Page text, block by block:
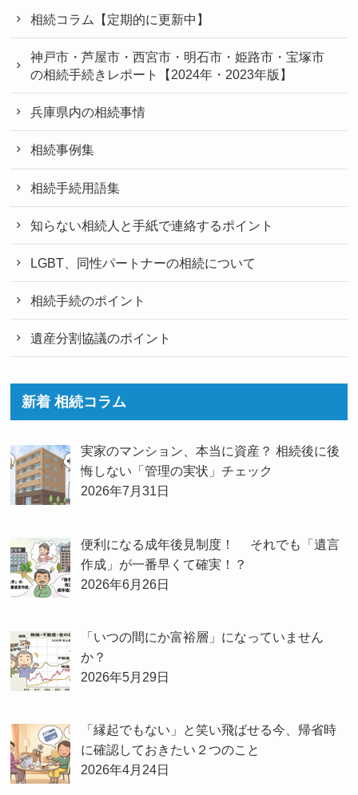
相続コラム【定期的に更新中】
神戸市・芦屋市・西宮市・明石市・姫路市・宝塚市
の相続手続きレポート【2024年・2023年版】
兵庫県内の相続事情
相続事例集
相続手続用語集
知らない相続人と手紙で連絡するポイント
LGBT、同性パートナーの相続について
相続手続のポイント
遺産分割協議のポイント
新着 相続コラム
実家のマンション、本当に資産？ 相続後に後
悔しない「管理の実状」チェック
2026年7月31日
便利になる成年後見制度！ それでも「遺言
作成」が一番早くて確実！？
2026年6月26日
「いつの間にか富裕層」になっていません
か？
2026年5月29日
「縁起でもない」と笑い飛ばせる今、帰省時
に確認しておきたい２つのこと
2026年4月24日